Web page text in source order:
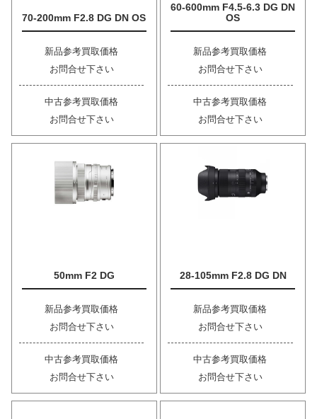
70-200mm F2.8 DG DN OS
新品参考買取価格
お問合せ下さい
中古参考買取価格
お問合せ下さい
60-600mm F4.5-6.3 DG DN
OS
新品参考買取価格
お問合せ下さい
中古参考買取価格
お問合せ下さい
50mm F2 DG
新品参考買取価格
お問合せ下さい
中古参考買取価格
お問合せ下さい
28-105mm F2.8 DG DN
新品参考買取価格
お問合せ下さい
中古参考買取価格
お問合せ下さい